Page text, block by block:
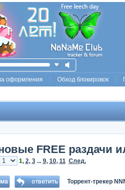
оформления Обход блокировок
FREE раздачи
1, 2, 3... 9, 10, 11 След.
Торрент-трекер